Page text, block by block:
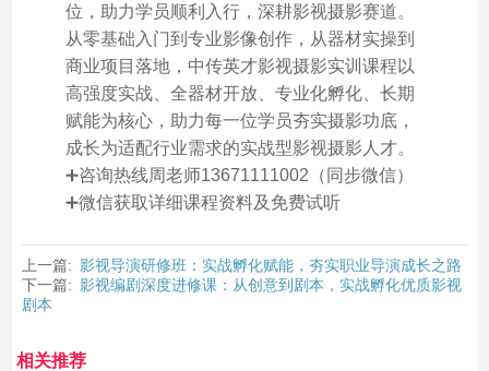
位，助力学员顺利入行，深耕影视摄影赛道。
从零基础入门到专业影像创作，从器材实操到
商业项目落地，中传英才影视摄影实训课程以
高强度实战、全器材开放、专业化孵化、长期
赋能为核心，助力每一位学员夯实摄影功底，
成长为适配行业需求的实战型影视摄影人才。
➕咨询热线周老师13671111002（同步微信）
➕微信获取详细课程资料及免费试听
上一篇: 影视导演研修班：实战孵化赋能，夯实职业导演成长之路
下一篇: 影视编剧深度进修课：从创意到剧本，实战孵化优质影视
剧本
相关推荐